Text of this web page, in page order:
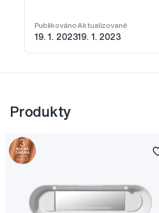
Publikováno
19. 1. 2023
Aktualizované
19. 1. 2023
Produkty